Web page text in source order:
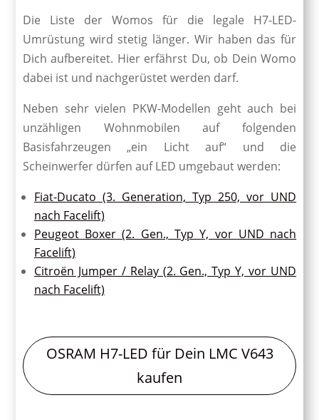
Die Liste der Womos für die legale H7-LED-
Umrüstung wird stetig länger. Wir haben das für
Dich aufbereitet. Hier erfährst Du, ob Dein Womo
dabei ist und nachgerüstet werden darf.
Neben sehr vielen PKW-Modellen geht auch bei
unzähligen Wohnmobilen auf folgenden
Basisfahrzeugen „ein Licht auf“ und die
Scheinwerfer dürfen auf LED umgebaut werden:
Fiat-Ducato (3. Generation, Typ 250, vor UND
nach Facelift)
Peugeot Boxer (2. Gen., Typ Y, vor UND nach
Facelift)
Citroën Jumper / Relay (2. Gen., Typ Y, vor UND
nach Facelift)
OSRAM H7-LED für Dein LMC V643
kaufen